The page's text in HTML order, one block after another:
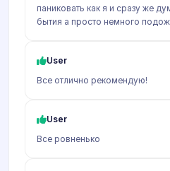
паниковать как я и сразу же
бытия а просто немного
User
Все отлично рекомендую!
User
Все ровненько